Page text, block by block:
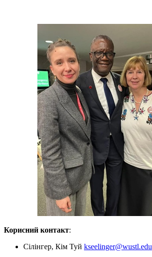
Корисний контакт:
Сілінгер, Кім Туй kseelinger@wustl.edu